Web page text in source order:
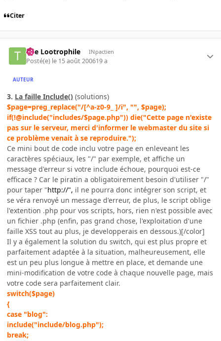
Citer
The Lootrophile INpactien
Posté(e) le 15 août 200619 a
AUTEUR
3. La faille Include() (solutions)
$page=preg_replace("/[^a-z0-9_ ]/i", "", $page);
if(!@include("includes/$page.php")) die("Cette page n'existe
pas sur le serveur, merci d'informer le webmaster du site si
ce problème venait à se reproduire.");
Ce mini bout de code inclu votre page en enleveant les
caractères spéciaux, les "/" par exemple, et affiche un
message d'erreur si votre include échoue, pourquoi est-ce
efficace ? Car le piratin a obligatoirement besoin d'utiliser "/"
pour taper "http://", il ne pourra donc intégrer son script, et
se véra renvoyé un message d'erreur, de plus, le script oblige
l'extention .php pour vos scripts, hors, rien n'est possible avec
un fichier .php (enfin, pas grand chose, l'exploitation d'une
faille XSS tout au plus, je developperais en dessous.)[/color]
Il y a également la solution du switch, qui est plus propre et
parfaitement adaptée à la situation, malheureusement, elle
est un peu plus longue à mettre en place, et demande une
mini-modification de votre code à chaque nouvelle page, mais
votre code sera parfaitement clair.
switch($page)
{
case "blog":
include("include/blog.php");
break;